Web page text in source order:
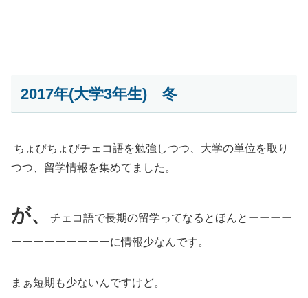
2017年(大学3年生) 冬
ちょびちょびチェコ語を勉強しつつ、大学の単位を取り
つつ、留学情報を集めてました。
が、 チェコ語で長期の留学ってなるとほんとーーーー
ーーーーーーーーーに情報少なんです。
まぁ短期も少ないんですけど。